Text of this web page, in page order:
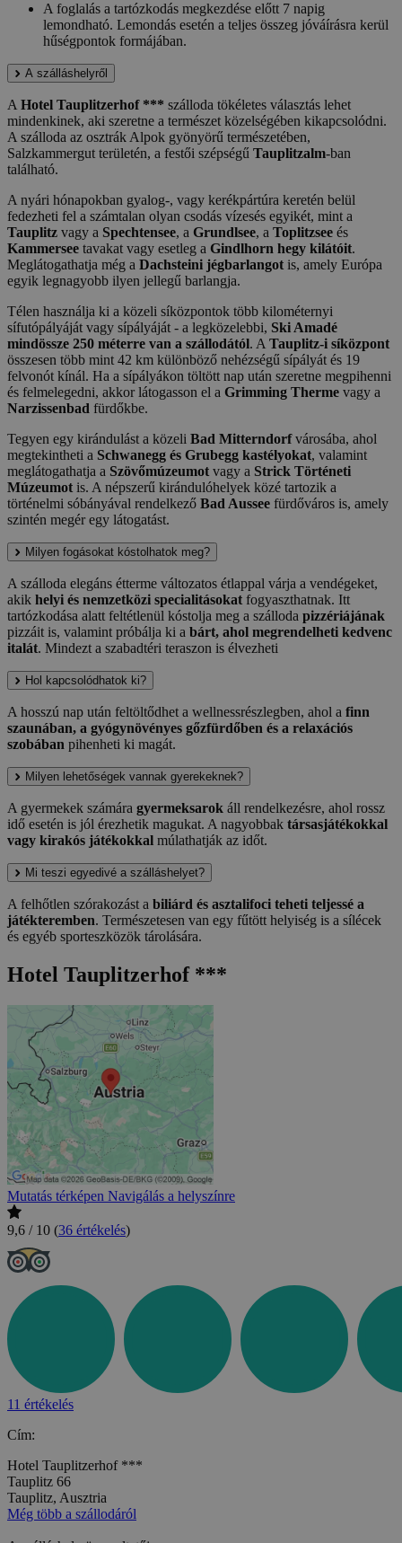
A foglalás a tartózkodás megkezdése előtt 7 napig
lemondható. Lemondás esetén a teljes összeg jóváírásra kerül
hűségpontok formájában.
A szálláshelyről
A Hotel Tauplitzerhof *** szálloda tökéletes választás lehet
mindenkinek, aki szeretne a természet közelségében kikapcsolódni.
A szálloda az osztrák Alpok gyönyörű természetében,
Salzkammergut területén, a festői szépségű Tauplitzalm-ban
található.
A nyári hónapokban gyalog-, vagy kerékpártúra keretén belül
fedezheti fel a számtalan olyan csodás vízesés egyikét, mint a
Tauplitz vagy a Spechtensee, a Grundlsee, a Toplitzsee és
Kammersee tavakat vagy esetleg a Gindlhorn hegy kilátóit.
Meglátogathatja még a Dachsteini jégbarlangot is, amely Európa
egyik legnagyobb ilyen jellegű barlangja.
Télen használja ki a közeli síközpontok több kilométernyi
sífutópályáját vagy sípályáját - a legközelebbi, Ski Amadé
mindössze 250 méterre van a szállodától. A Tauplitz-i síközpont
összesen több mint 42 km különböző nehézségű sípályát és 19
felvonót kínál. Ha a sípályákon töltött nap után szeretne megpihenni
és felmelegedni, akkor látogasson el a Grimming Therme vagy a
Narzissenbad fürdőkbe.
Tegyen egy kirándulást a közeli Bad Mitterndorfvárosába, ahol
megtekintheti a Schwanegg és Grubegg kastélyokat, valamint
meglátogathatja a Szövőmúzeumot vagy a Strick Történeti
Múzeumot is. A népszerű kirándulóhelyek közé tartozik a
történelmi sóbányával rendelkező Bad Aussee fürdőváros is, amely
szintén megér egy látogatást.
Milyen fogásokat kóstolhatok meg?
A szálloda elegáns étterme változatos étlappal várja a vendégeket,
akik helyi és nemzetközi specialitásokat fogyaszthatnak. Itt
tartózkodása alatt feltétlenül kóstolja meg a szálloda pizzériájának
pizzáit is, valamint próbálja ki a bárt, ahol megrendelheti kedvenc
italát. Mindezt a szabadtéri teraszon is élvezheti
Hol kapcsolódhatok ki?
A hosszú nap után feltöltődhet a wellnessrészlegben, ahol a finn
szaunában, a gyógynövényes gőzfürdőben és a relaxációs
szobában pihenheti ki magát.
Milyen lehetőségek vannak gyerekeknek?
A gyermekek számára gyermeksarok áll rendelkezésre, ahol rossz
idő esetén is jól érezhetik magukat. A nagyobbak társasjátékokkal
vagy kirakós játékokkal múlathatják az időt.
Mi teszi egyedivé a szálláshelyet?
A felhőtlen szórakozást a biliárd és asztalifoci teheti teljessé a
játékteremben. Természetesen van egy fűtött helyiség is a sílécek
és egyéb sporteszközök tárolására.
Hotel Tauplitzerhof ***
Mutatás térképen Navigálás a helyszínre
9,6 / 10 (36 értékelés)
11 értékelés
Cím:
Hotel Tauplitzerhof ***
Tauplitz 66
Tauplitz, Ausztria
Még több a szállodáról